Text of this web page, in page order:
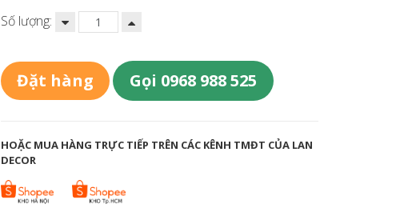
Số lượng:
Đặt hàng Gọi 0968 988 525
HOẶC MUA HÀNG TRỰC TIẾP TRÊN CÁC KÊNH TMĐT CỦA LAN
DECOR